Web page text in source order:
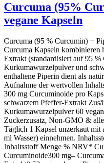
Curcuma (95%
vegane Kapseln
Curcuma (95 % Curcumin) +
Curcuma Kapseln
Extrakt (standardisiert auf 95
Kurkumawurzelpulver und
enthaltene Piperin dient als
Aufnahme der wertvollen
300 mg Curcuminoide pro
schwarzem Pfeffer-Extrakt
Kurkumawurzelpulver 60
Zuckerzusatz, Non-GMO &
Täglich 1 Kapsel unzerkaut mit
ml Wasser) einnehmen.
Inhaltsstoff Menge % NRV*
Curcuminoide300 mg–